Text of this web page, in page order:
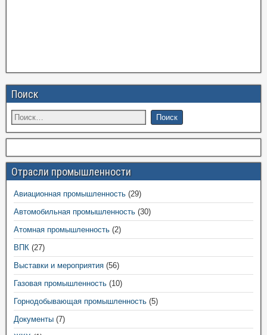
Поиск
Отрасли промышленности
Авиационная промышленность (29)
Автомобильная промышленность (30)
Атомная промышленность (2)
ВПК (27)
Выставки и мероприятия (56)
Газовая промышленность (10)
Горнодобывающая промышленность (5)
Документы (7)